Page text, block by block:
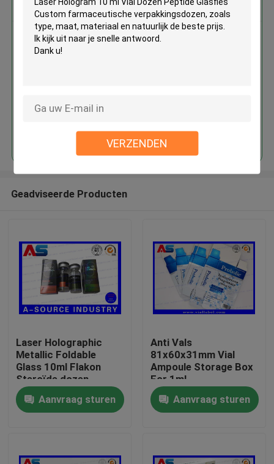
VERZENDEN
Huis
Ongeveer ons
Krijg de beste prijs voor
Glanzend Laser Hologram 10 ml
Doorgaan
Geadviseerde Producten
Laser Holographic
Metallic Foldable
Glass 10ml Flakon
Steroïde dozen
Verpakking
farmaceutische dozen
etiket
Aanvraag sturen
Anti Vals
81x60x31mm Vial
Ampoule Storage Box
For 1ml
Testosteronpropionaat
Aanvraag sturen